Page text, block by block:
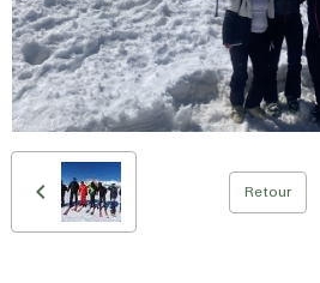
Retour